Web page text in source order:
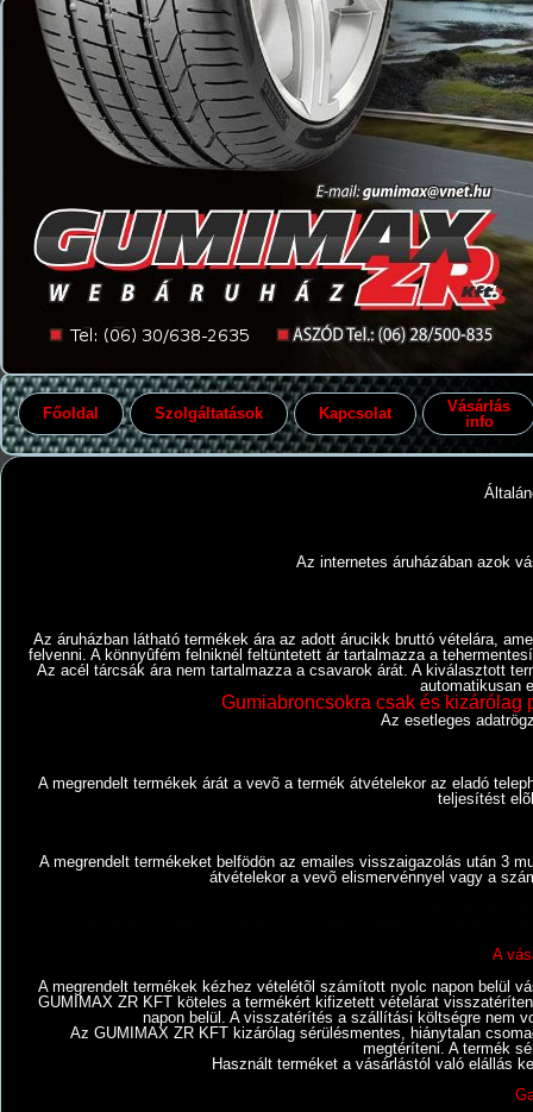
Főoldal Szolgáltatások Kapcsolat
Vásárlás
info
Az internetes áruházában azok
Az áruházban látható termékek ára az adott árucikk bruttó vételára,
felvenni. A könnyûfém felniknél feltüntetett ár tartalmazza a
Az acél tárcsák ára nem tartalmazza a csavarok árát. A kiválasztott
automatikusan
Gumiabroncsokra csak és kizárólag
Az esetleges
A megrendelt termékek árát a vevõ a termék átvételekor az eladó
teljesítést
A megrendelt termékeket belfödön az emailes visszaigazolás után 3
átvételekor a vevõ elismervénnyel vagy a
A
A megrendelt termékek kézhez vételétõl számított nyolc napon belül
GUMIMAX ZR KFT köteles a termékért kifizetett vételárat
napon belül. A visszatérítés a szállítási költségre nem
Az GUMIMAX ZR KFT kizárólag sérülésmentes, hiánytalan
megtéríteni. A termék
Használt terméket a vásárlástól való elállás